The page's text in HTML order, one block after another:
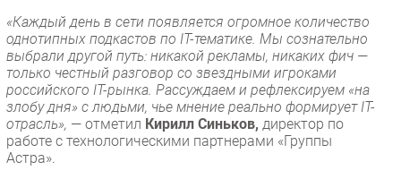
Каталог компаний
«Каждый день в сети появляется огромное количество
однотипных подкастов по IT-тематике. Мы сознательно
выбрали другой путь: никакой рекламы, никаких фич —
только честный разговор со звездными игроками
российского IT-рынка. Рассуждаем и рефлексируем «на
злобу дня» с людьми, чье мнение реально формирует IT-
отрасль», — отметил Кирилл Синьков, директор по
работе с технологическими партнерами «Группы
Астра».